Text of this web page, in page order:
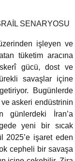
SENARYOSU
işleyen ve
tüketim aracına
gücü, dost ve
savaşlar içine
Bugünlerde
askeri endüstrinin
günlerdeki İran’a
yeni bir sıcak
2025’e işaret eden
cepheli bir savaşa